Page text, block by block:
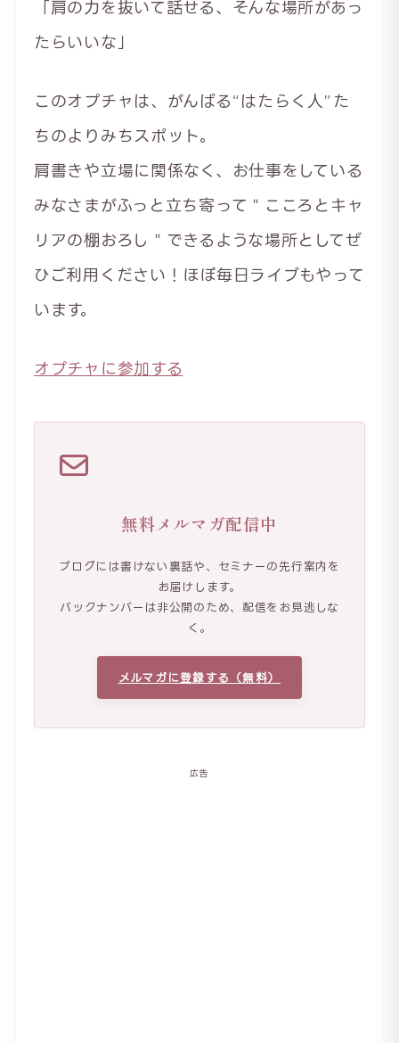
「肩の力を抜いて話せる、そんな場所があっ
たらいいな」
このオプチャは、がんばる“はたらく人”た
ちのよりみちスポット。
肩書きや立場に関係なく、お仕事をしている
みなさまがふっと立ち寄って＂こころとキャ
リアの棚おろし＂できるような場所としてぜ
ひご利用ください！ほぼ毎日ライブもやって
います。
オプチャに参加する
無料メルマガ配信中
ブログには書けない裏話や、セミナーの先行案内を
お届けします。
バックナンバーは非公開のため、配信をお見逃しな
く。
メルマガに登録する（無料）
広告